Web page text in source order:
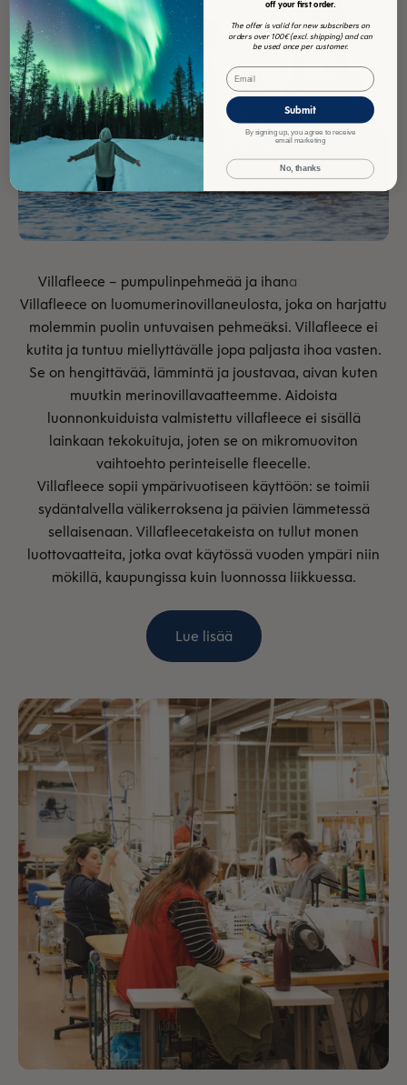
Villafleece on luomumerinovillaneulosta, joka on harjattu
molemmin puolin untuvaisen pehmeäksi. Villafleece ei
kutita ja tuntuu miellyttävälle jopa paljasta ihoa vasten.
Se on hengittävää, lämmintä ja joustavaa, aivan kuten
muutkin merinovillavaatteemme. Aidoista
luonnonkuiduista valmistettu villafleece ei sisällä
lainkaan tekokuituja, joten se on mikromuoviton
vaihtoehto perinteiselle fleecelle.
Villafleece sopii ympärivuotiseen käyttöön: se toimii
sydäntalvella välikerroksena ja päivien lämmetessä
sellaisenaan. Villafleecetakeista on tullut monen
luottovaatteita, jotka ovat käytössä vuoden ympäri niin
mökillä, kaupungissa kuin luonnossa liikkuessa.
Lue lisää
off your first order.
The offer is valid for new subscribers on
orders over 100€ (excl. shipping) and can
be used once per customer.
Email
Submit
By signing up, you agree to receive
email marketing
No, thanks